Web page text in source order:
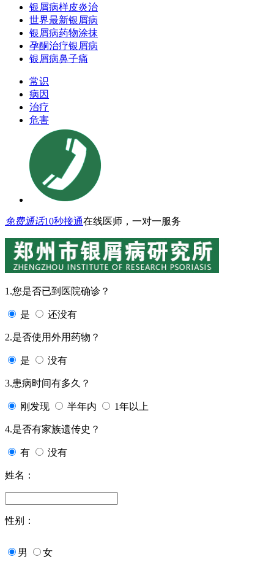
银屑病样皮炎治
世界最新银屑病
银屑病药物涂抹
孕酮治疗银屑病
银屑病鼻子痛
常识
病因
治疗
危害
免费通话10秒接通在线医师，一对一服务
1.您是否已到医院确诊？
是 还没有
2.是否使用外用药物？
是 没有
3.患病时间有多久？
刚发现 半年内 1年以上
4.是否有家族遗传史？
有 没有
姓名：
性别：
男 女